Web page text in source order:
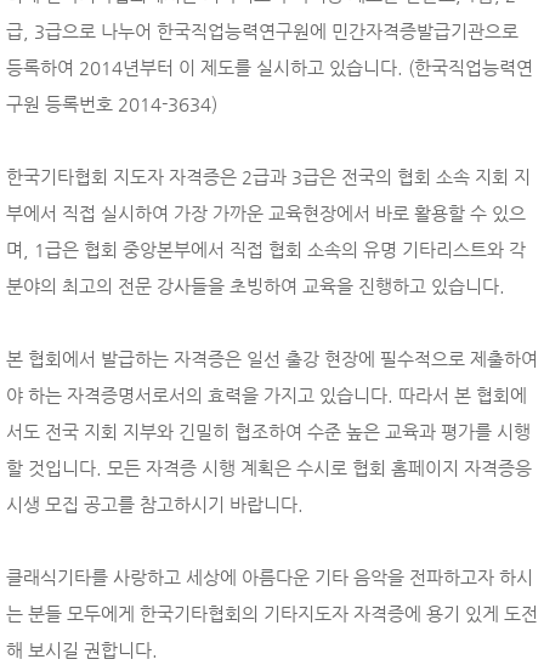
급, 3급으로 나누어 한국직업능력연구원에 민간자격증발급기관으로
등록하여 2014년부터 이 제도를 실시하고 있습니다. (한국직업능력연
구원 등록번호 2014-3634)
한국기타협회 지도자 자격증은 2급과 3급은 전국의 협회 소속 지회 지
부에서 직접 실시하여 가장 가까운 교육현장에서 바로 활용할 수 있으
며, 1급은 협회 중앙본부에서 직접 협회 소속의 유명 기타리스트와 각
분야의 최고의 전문 강사들을 초빙하여 교육을 진행하고 있습니다.
본 협회에서 발급하는 자격증은 일선 출강 현장에 필수적으로 제출하여
야 하는 자격증명서로서의 효력을 가지고 있습니다. 따라서 본 협회에
서도 전국 지회 지부와 긴밀히 협조하여 수준 높은 교육과 평가를 시행
할 것입니다. 모든 자격증 시행 계획은 수시로 협회 홈페이지 자격증응
시생 모집 공고를 참고하시기 바랍니다.
클래식기타를 사랑하고 세상에 아름다운 기타 음악을 전파하고자 하시
는 분들 모두에게 한국기타협회의 기타지도자 자격증에 용기 있게 도전
해 보시길 권합니다.